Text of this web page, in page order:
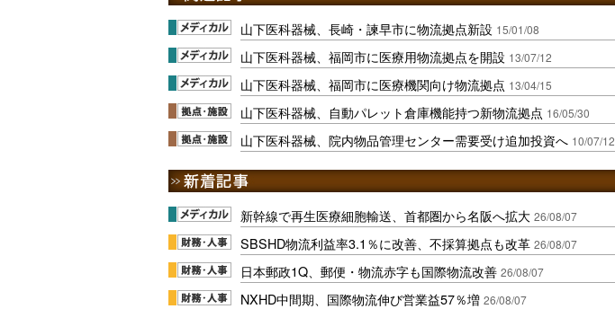
山下医科器械、長崎・諫早市に物流拠点新設 15/01/08
山下医科器械、福岡市に医療用物流拠点を開設 13/07/12
山下医科器械、福岡市に医療機関向け物流拠点 13/04/15
山下医科器械、自動パレット倉庫機能持つ新物流拠点 16/05/30
山下医科器械、院内物品管理センター需要受け追加投資へ 10/07/12
新幹線で再生医療細胞輸送、首都圏から名阪へ拡大 26/08/07
SBSHD物流利益率3.1％に改善、不採算拠点も改革 26/08/07
日本郵政1Q、郵便・物流赤字も国際物流改善 26/08/07
NXHD中間期、国際物流伸び営業益57％増 26/08/07